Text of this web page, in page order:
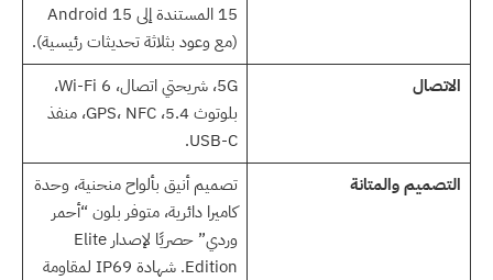
15 المستندة إلى Android 15
(مع وعود بثلاثة تحديثات رئيسية).
الاتصال
5G، شريحتي اتصال، Wi-Fi 6،
بلوتوث 5.4، GPS، NFC، منفذ
USB-C.
التصميم والمتانة
تصميم أنيق بألواح منحنية، وحدة
كاميرا دائرية، متوفر بلون “أحمر
وردي” حصريًا لإصدار Elite
Edition. شهادة IP69 لمقاومة